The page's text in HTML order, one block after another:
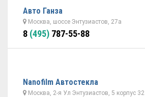
Авто Ганза
Москва, шоссе Энтузиастов, 27а
8 (495) 787-55-88
Nanofilm Автостекла
Москва, 2-я Ул Энтузиастов, 5 корпус 32